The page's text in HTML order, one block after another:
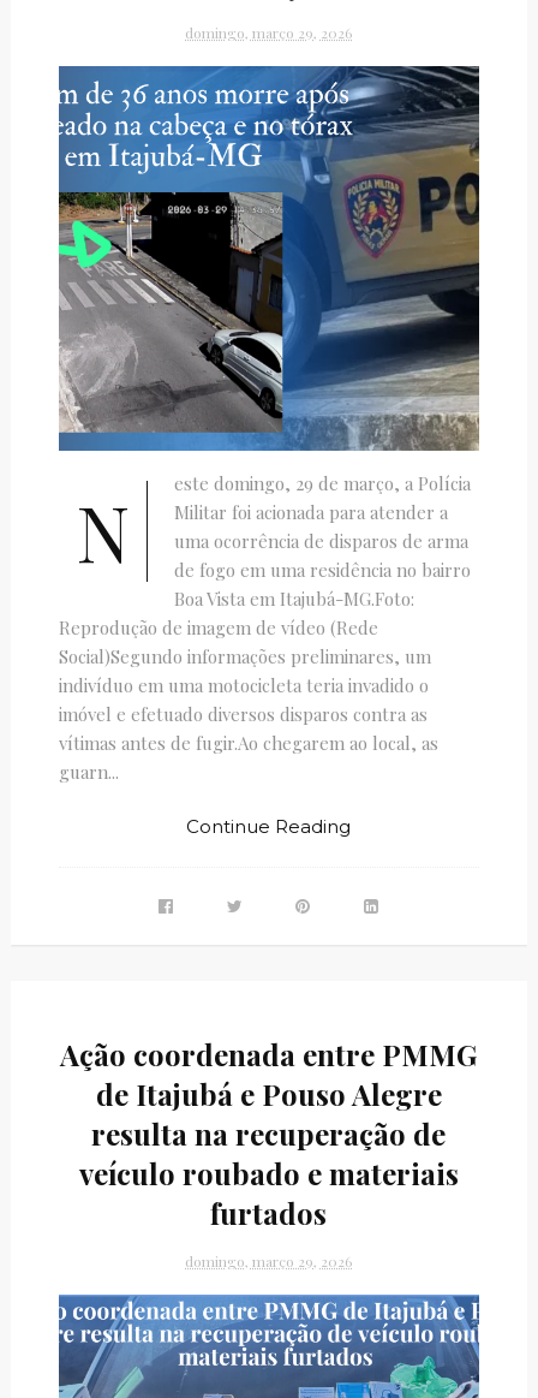
domingo, março 29, 2026
N
este domingo, 29 de março, a Polícia
Militar foi acionada para atender a
uma ocorrência de disparos de arma
de fogo em uma residência no bairro
Boa Vista em Itajubá-MG.Foto:
Reprodução de imagem de vídeo (Rede
Social)Segundo informações preliminares, um
indivíduo em uma motocicleta teria invadido o
imóvel e efetuado diversos disparos contra as
vítimas antes de fugir.Ao chegarem ao local, as
guarn...
Continue Reading
Ação coordenada entre PMMG
de Itajubá e Pouso Alegre
resulta na recuperação de
veículo roubado e materiais
furtados
domingo, março 29, 2026